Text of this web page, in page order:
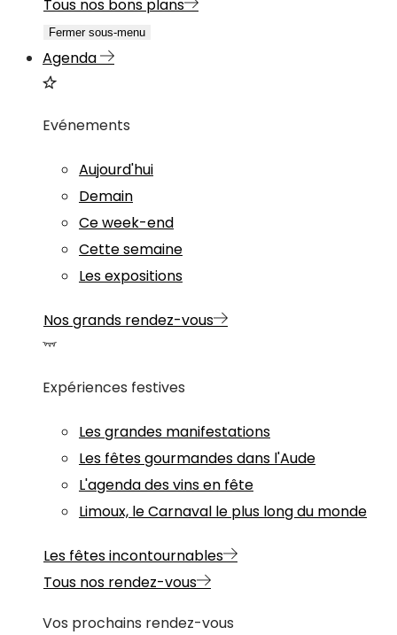
Tous nos bons plans
Fermer sous-menu
Agenda
Evénements
Aujourd'hui
Demain
Ce week-end
Cette semaine
Les expositions
Nos grands rendez-vous
Expériences festives
Les grandes manifestations
Les fêtes gourmandes dans l'Aude
L'agenda des vins en fête
Limoux, le Carnaval le plus long du monde
Les fêtes incontournables
Tous nos rendez-vous
Vos prochains rendez-vous